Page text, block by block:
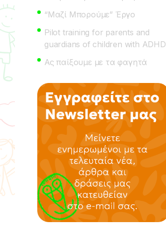
“Μαζί Μπορούμε” Έργο
Pilot training for parents and
guardians of children with ADHD
Ας παίξουμε με τα φαγητά